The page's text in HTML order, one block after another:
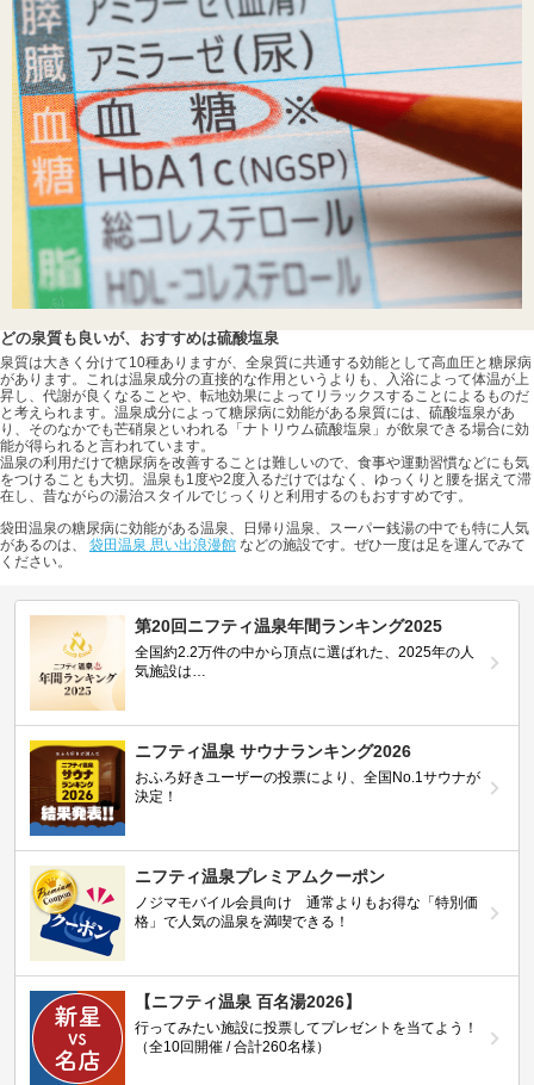
どの泉質も良いが、おすすめは硫酸塩泉
泉質は大きく分けて10種ありますが、全泉質に共通する効能として高血圧と糖尿病
があります。これは温泉成分の直接的な作用というよりも、入浴によって体温が上
昇し、代謝が良くなることや、転地効果によってリラックスすることによるものだ
と考えられます。温泉成分によって糖尿病に効能がある泉質には、硫酸塩泉があ
り、そのなかでも芒硝泉といわれる「ナトリウム硫酸塩泉」が飲泉できる場合に効
能が得られると言われています。
温泉の利用だけで糖尿病を改善することは難しいので、食事や運動習慣などにも気
をつけることも大切。温泉も1度や2度入るだけではなく、ゆっくりと腰を据えて滞
在し、昔ながらの湯治スタイルでじっくりと利用するのもおすすめです。
袋田温泉の糖尿病に効能がある温泉、日帰り温泉、スーパー銭湯の中でも特に人気
があるのは、 袋田温泉 思い出浪漫館 などの施設です。ぜひ一度は足を運んでみて
ください。
第20回ニフティ温泉年間ランキング2025
全国約2.2万件の中から頂点に選ばれた、2025年の人
気施設は…
ニフティ温泉 サウナランキング2026
おふろ好きユーザーの投票により、全国No.1サウナが
決定！
ニフティ温泉プレミアムクーポン
ノジマモバイル会員向け 通常よりもお得な「特別価
格」で人気の温泉を満喫できる！
【ニフティ温泉 百名湯2026】
行ってみたい施設に投票してプレゼントを当てよう！
（全10回開催 / 合計260名様）